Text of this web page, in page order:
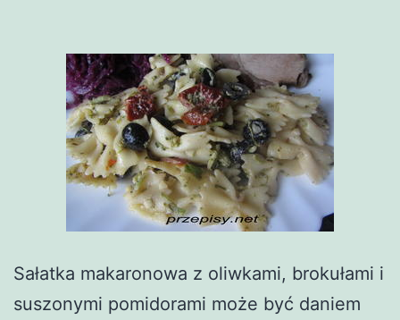
Sałatka makaronowa z oliwkami, brokułami i
suszonymi pomidorami może być daniem